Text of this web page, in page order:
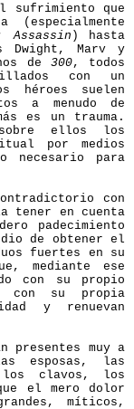
sufrimiento que
(especialmente
Assassin ) hasta
Dwight, Marv y
de 300, todos
con un
héroes suelen
a menudo de
es un trauma.
ellos los
por medios
necesario para
con
tener en cuenta
padecimiento
de obtener el
fuertes en su
mediante ese
con su propio
con su propia
y renuevan
presentes muy a
esposas, las
los clavos, los
el mero dolor
míticos,